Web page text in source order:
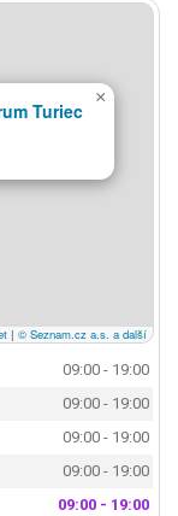
Turiec
×
| © Seznam.cz a.s. a další
09:00 - 19:00
09:00 - 19:00
09:00 - 19:00
09:00 - 19:00
09:00 - 19:00